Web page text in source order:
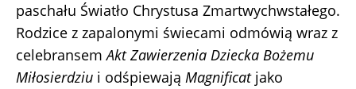
paschału Światło Chrystusa Zmartwychwstałego.
Rodzice z zapalonymi świecami odmówią wraz z
celebransemAkt Zawierzenia Dziecka Bożemu
Miłosierdziu i odśpiewają Magnificat jako